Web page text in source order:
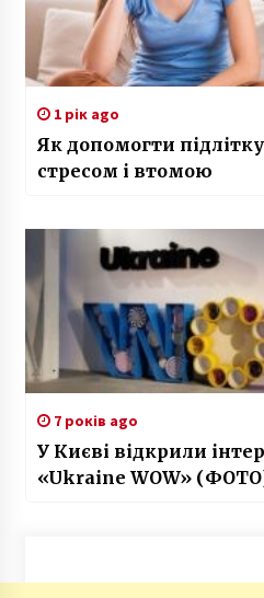
1 рік ago
Як допомогти
стресом і втомою
7 років ago
У Києві відкрили
«Ukraine WOW»